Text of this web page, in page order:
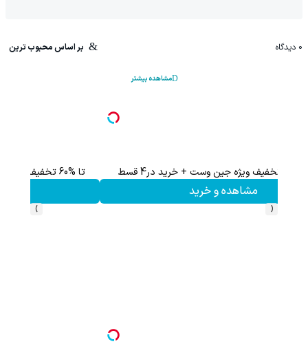
0 دیدگاه بر اساس محبوب ترین
مشاهده بیشتر
60% تخفیف ویژه جین وست + خرید در4 قسط
‹
›